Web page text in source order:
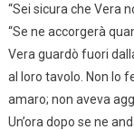
“Sei sicura che Vera
“Se ne accorgerà
Vera guardò fuori
al loro tavolo. Non lo
amaro; non aveva
Un’ora dopo se ne